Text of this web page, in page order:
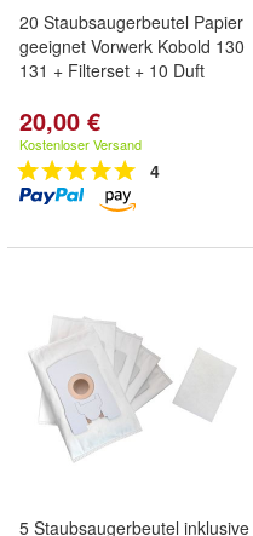
20 Staubsaugerbeutel Papier
geeignet Vorwerk Kobold 130
131 + Filterset + 10 Duft
20,00 €
Kostenloser Versand
4
5 Staubsaugerbeutel inklusive